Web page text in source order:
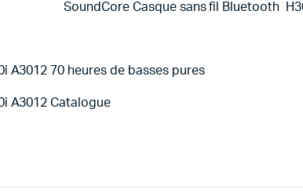
SoundCore Casque sans fil Bluetooth